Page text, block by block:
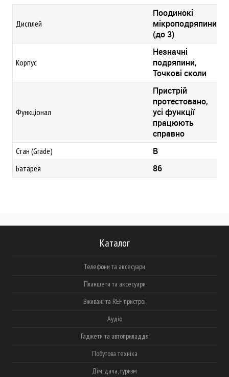
Дисплей
Поодинокі
мікроподряпини
(до 3)
Корпус
Незначні
подряпини,
Точкові сколи
Функціонал
Пристрій
протестовано,
усі функції
працюють
справно
Стан (Grade) B
Батарея 86
Каталог
Телефони та аксесуари
Планшети та аксесуари
Вживані та REF пристрої
Аудіо
Гаджети та автоприладдя
Побутова техніка
Дім, дача, туризм